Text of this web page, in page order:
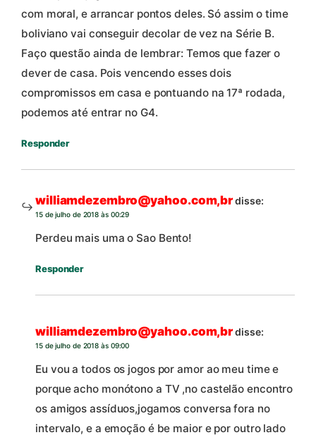
com moral, e arrancar pontos deles. Só assim o time
boliviano vai conseguir decolar de vez na Série B.
Faço questão ainda de lembrar: Temos que fazer o
dever de casa. Pois vencendo esses dois
compromissos em casa e pontuando na 17ª rodada,
podemos até entrar no G4.
Responder
williamdezembro@yahoo.com,brdisse:
15 de julho de 2018 às 00:29
Perdeu mais uma o Sao Bento!
Responder
williamdezembro@yahoo.com,brdisse:
15 de julho de 2018 às 09:00
Eu vou a todos os jogos por amor ao meu time e
porque acho monótono a TV ,no castelão encontro
os amigos assíduos,jogamos conversa fora no
intervalo, e a emoção é be maior e por outro lado